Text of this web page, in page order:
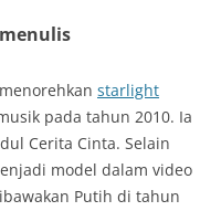
starlight
pada tahun 2010. Ia
Cerita Cinta. Selain
model dalam video
Putih di tahun